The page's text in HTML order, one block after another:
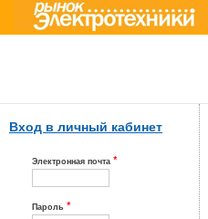
Вход в личный кабинет
Электронная почта *
Пароль *